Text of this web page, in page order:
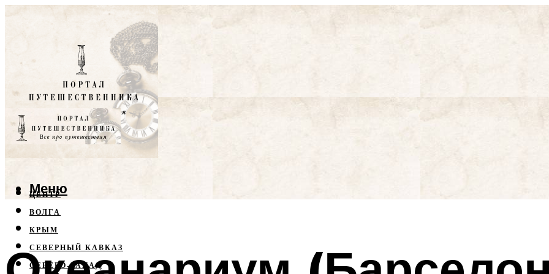
ЦЕНТР
ВОЛГА
КРЫМ
СЕВЕРНЫЙ КАВКАЗ
СЕВЕРО-ЗАПАД
Меню